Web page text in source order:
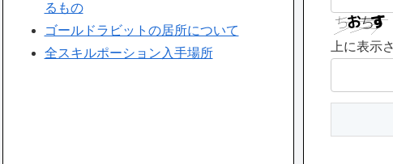
上に表示
るもの
ゴールドラビットの居所について
全スキルポーション入手場所